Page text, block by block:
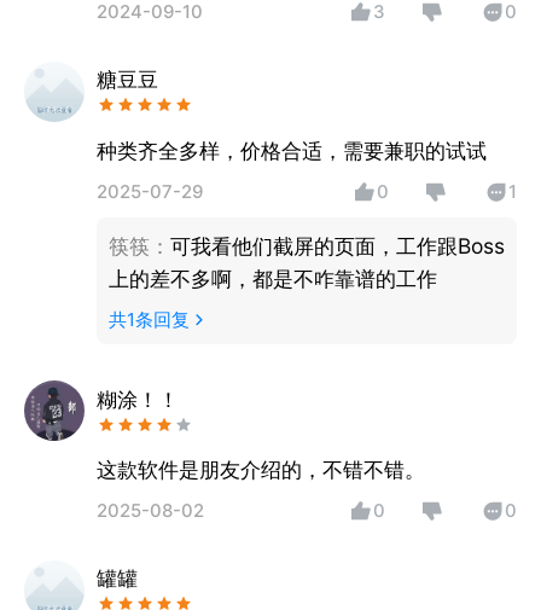
2024-09-10 3 0
糖豆豆
种类齐全多样，价格合适，需要兼职的试试
2025-07-29 0 1
筷筷 ： 可我看他们截屏的页面，工作跟Boss
上的差不多啊，都是不咋靠谱的工作
共1条回复
糊涂！！
这款软件是朋友介绍的，不错不错。
2025-08-02 0 0
罐罐